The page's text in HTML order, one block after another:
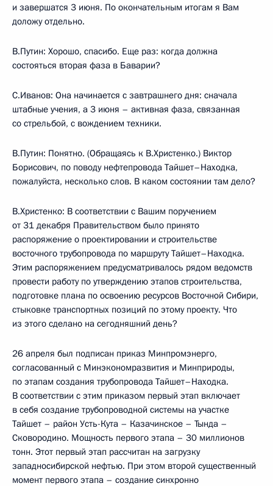
и завершатся 3 июня. По окончательным итогам я Вам
доложу отдельно.
В.Путин: Хорошо, спасибо. Еще раз: когда должна
состояться вторая фаза в Баварии?
С.Иванов: Она начинается с завтрашнего дня: сначала
штабные учения, а 3 июня – активная фаза, связанная
со стрельбой, с вождением техники.
В.Путин: Понятно. (Обращаясь к В.Христенко.) Виктор
Борисович, по поводу нефтепровода Тайшет–Находка,
пожалуйста, несколько слов. В каком состоянии там дело?
В.Христенко: В соответствии с Вашим поручением
от 31 декабря Правительством было принято
распоряжение о проектировании и строительстве
восточного трубопровода по маршруту Тайшет–Находка.
Этим распоряжением предусматривалось рядом ведомств
провести работу по утверждению этапов строительства,
подготовке плана по освоению ресурсов Восточной Сибири,
стыковке транспортных позиций по этому проекту. Что
из этого сделано на сегодняшний день?
26 апреля был подписан приказ Минпромэнерго,
согласованный с Минэкономразвития и Минприроды,
по этапам создания трубопровода Тайшет–Находка.
В соответствии с этим приказом первый этап включает
в себя создание трубопроводной системы на участке
Тайшет – район Усть-Кута – Казачинское – Тында –
Сковородино. Мощность первого этапа – 30 миллионов
тонн. Этот первый этап рассчитан на загрузку
западносибирской нефтью. При этом второй существенный
момент первого этапа – создание синхронно